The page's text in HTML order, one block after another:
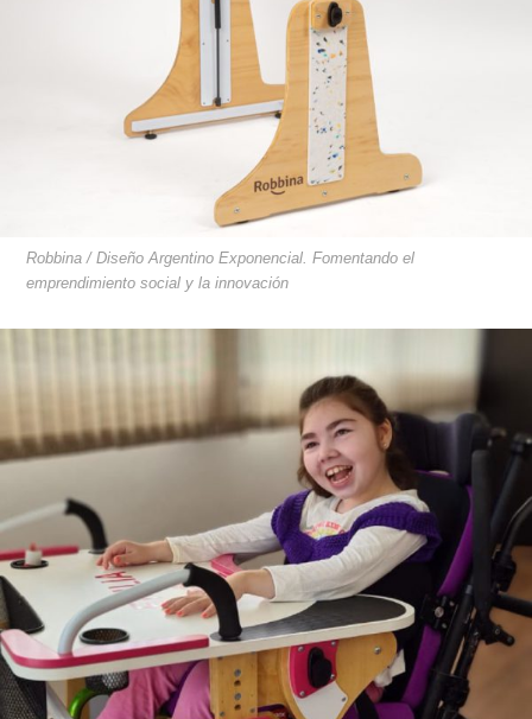
Robbina / Diseño Argentino Exponencial. Fomentando el
emprendimiento social y la innovación